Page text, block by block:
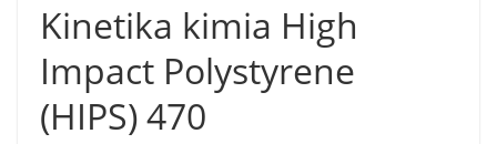
Kinetika kimia High
Impact Polystyrene
(HIPS) 470